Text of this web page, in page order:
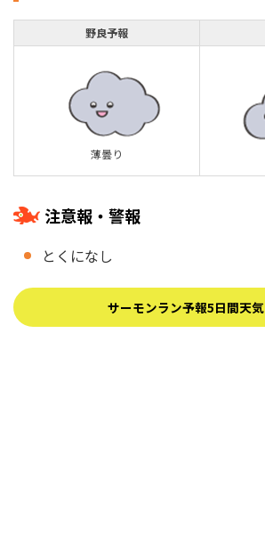
野良予報
薄曇り
注意報・警報
とくになし
サーモンラン予報5日間天気